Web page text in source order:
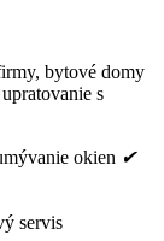
bytové domy
s
okien ✔
servis